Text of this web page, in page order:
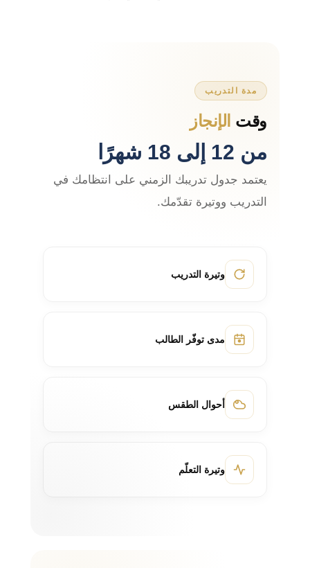
مدة التدريب
وقت الإنجاز
من 12 إلى 18 شهرًا
يعتمد جدول تدريبك الزمني على انتظامك في
التدريب ووتيرة تقدّمك.
وتيرة التدريب
مدى توفّر الطالب
أحوال الطقس
وتيرة التعلّم